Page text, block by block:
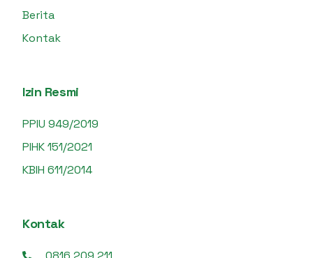
Berita
Kontak
Izin Resmi
PPIU 949/2019
PIHK 151/2021
KBIH 611/2014
Kontak